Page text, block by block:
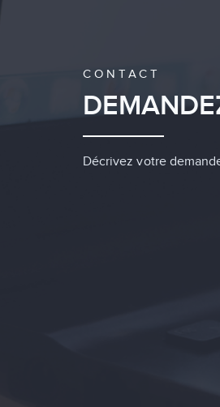
CONTACT
Décrivez votre